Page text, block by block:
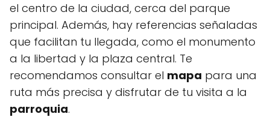
el centro de la ciudad, cerca del parque
principal. Además, hay referencias señaladas
que facilitan tu llegada, como el monumento
a la libertad y la plaza central. Te
recomendamos consultar el mapa para una
ruta más precisa y disfrutar de tu visita a la
parroquia.